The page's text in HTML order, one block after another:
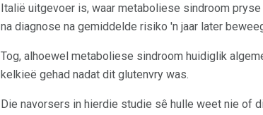
Italië uitgevoer is, waar metaboliese sindroom
na diagnose na gemiddelde risiko 'n jaar later
Tog, alhoewel metaboliese sindroom huidiglik
kelkieë gehad nadat dit glutenvry was.
Die navorsers in hierdie studie sê hulle weet nie of